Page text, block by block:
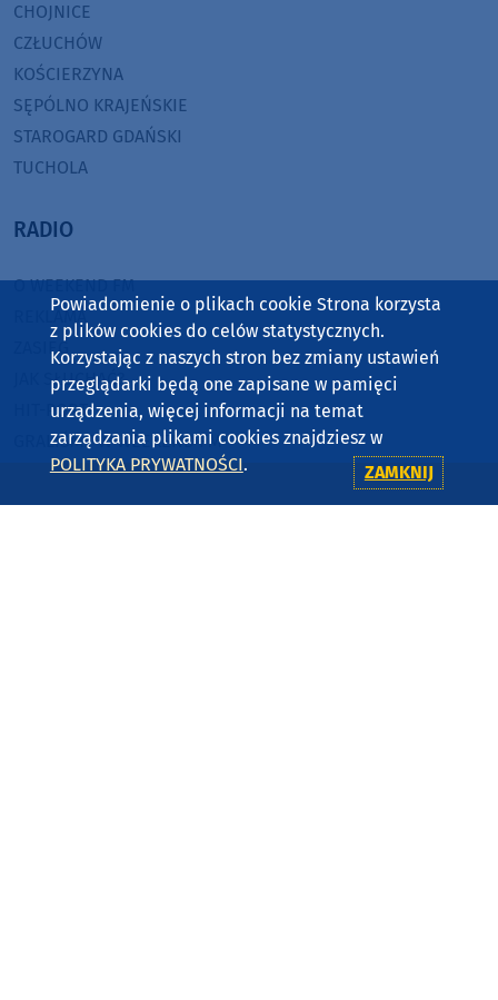
CHOJNICE
CZŁUCHÓW
KOŚCIERZYNA
SĘPÓLNO KRAJEŃSKIE
STAROGARD GDAŃSKI
TUCHOLA
RADIO
O WEEKEND FM
REKLAMA
ZASIĘG
JAK SŁUCHAĆ?
HIT-PORT
GRALIŚMY W WEEKEND FM
CZĘSTOTLIWOŚCI
Powiadomienie o plikach cookie Strona korzysta
z plików cookies do celów statystycznych.
Korzystając z naszych stron bez zmiany ustawień
przeglądarki będą one zapisane w pamięci
urządzenia, więcej informacji na temat
zarządzania plikami cookies znajdziesz w
POLITYKA PRYWATNOŚCI. ZAMKNIJ